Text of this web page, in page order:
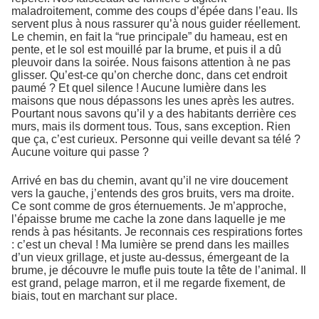
maladroitement, comme des coups d’épée dans l’eau. Ils
servent plus à nous rassurer qu’à nous guider réellement.
Le chemin, en fait la “rue principale” du hameau, est en
pente, et le sol est mouillé par la brume, et puis il a dû
pleuvoir dans la soirée. Nous faisons attention à ne pas
glisser. Qu’est-ce qu’on cherche donc, dans cet endroit
paumé ? Et quel silence ! Aucune lumière dans les
maisons que nous dépassons les unes après les autres.
Pourtant nous savons qu’il y a des habitants derrière ces
murs, mais ils dorment tous. Tous, sans exception. Rien
que ça, c’est curieux. Personne qui veille devant sa télé ?
Aucune voiture qui passe ?
Arrivé en bas du chemin, avant qu’il ne vire doucement
vers la gauche, j’entends des gros bruits, vers ma droite.
Ce sont comme de gros éternuements. Je m’approche,
l’épaisse brume me cache la zone dans laquelle je me
rends à pas hésitants. Je reconnais ces respirations fortes
: c’est un cheval ! Ma lumière se prend dans les mailles
d’un vieux grillage, et juste au-dessus, émergeant de la
brume, je découvre le mufle puis toute la tête de l’animal. Il
est grand, pelage marron, et il me regarde fixement, de
biais, tout en marchant sur place.